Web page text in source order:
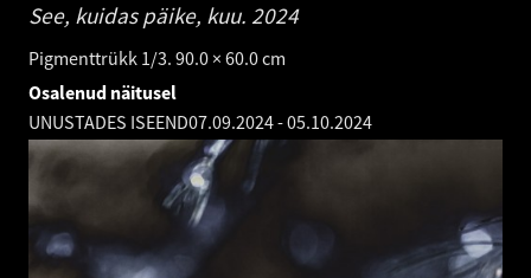
See, kuidas päike, kuu. 2024
Pigmenttrükk 1/3. 90.0 × 60.0 cm
Osalenud näitusel
UNUSTADES ISEEND07.09.2024-05.10.2024